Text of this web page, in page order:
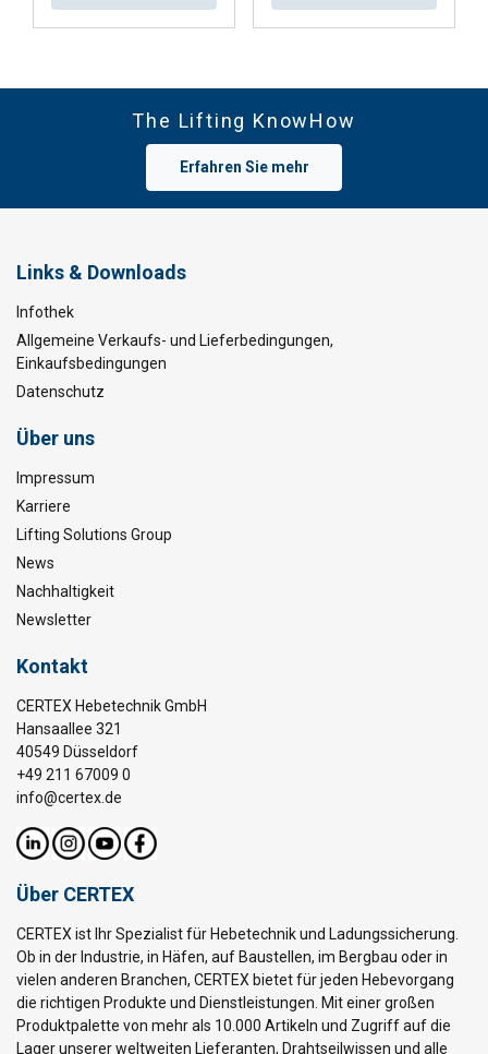
The Lifting KnowHow
Erfahren Sie mehr
Links & Downloads
Infothek
Allgemeine Verkaufs- und Lieferbedingungen,
Einkaufsbedingungen
Datenschutz
Über uns
Impressum
Karriere
Lifting Solutions Group
News
Nachhaltigkeit
Newsletter
Kontakt
CERTEX Hebetechnik GmbH
Hansaallee 321
40549 Düsseldorf
+49 211 67009 0
info@certex.de
Über CERTEX
CERTEX ist Ihr Spezialist für Hebetechnik und Ladungssicherung.
Ob in der Industrie, in Häfen, auf Baustellen, im Bergbau oder in
vielen anderen Branchen, CERTEX bietet für jeden Hebevorgang
die richtigen Produkte und Dienstleistungen. Mit einer großen
Produktpalette von mehr als 10.000 Artikeln und Zugriff auf die
Lager unserer weltweiten Lieferanten, Drahtseilwissen und alle